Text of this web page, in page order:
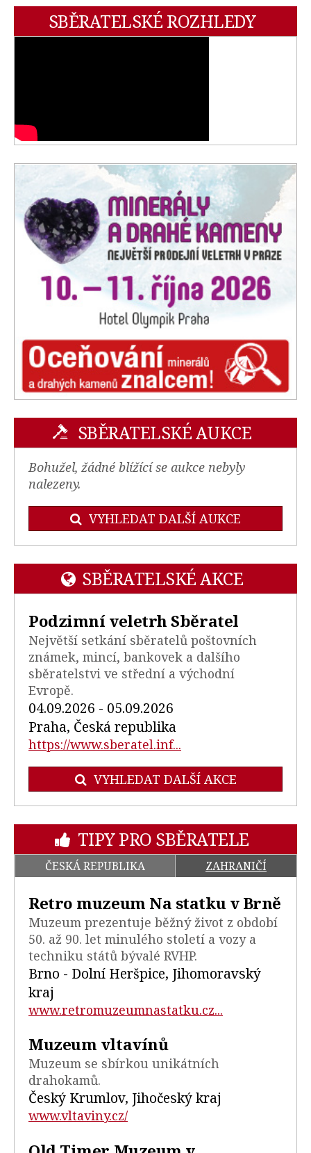
SBĚRATELSKÉ ROZHLEDY
SBĚRATELSKÉ AUKCE
Bohužel, žádné blížící se aukce nebyly
nalezeny.
VYHLEDAT DALŠÍ AUKCE
SBĚRATELSKÉ AKCE
Podzimní veletrh Sběratel
Největší setkání sběratelů poštovních
známek, mincí, bankovek a dalšího
sběratelstvi ve střední a východní
Evropě.
04.09.2026 - 05.09.2026
Praha, Česká republika
https://www.sberatel.inf...
VYHLEDAT DALŠÍ AKCE
TIPY PRO SBĚRATELE
ČESKÁ REPUBLIKA ZAHRANIČÍ
Retro muzeum Na statku v Brně
Muzeum prezentuje běžný život z období
50. až 90. let minulého století a vozy a
techniku států bývalé RVHP.
Brno - Dolní Heršpice, Jihomoravský
kraj
www.retromuzeumnastatku.cz...
Muzeum vltavínů
Muzeum se sbírkou unikátních
drahokamů.
Český Krumlov, Jihočeský kraj
www.vltaviny.cz/